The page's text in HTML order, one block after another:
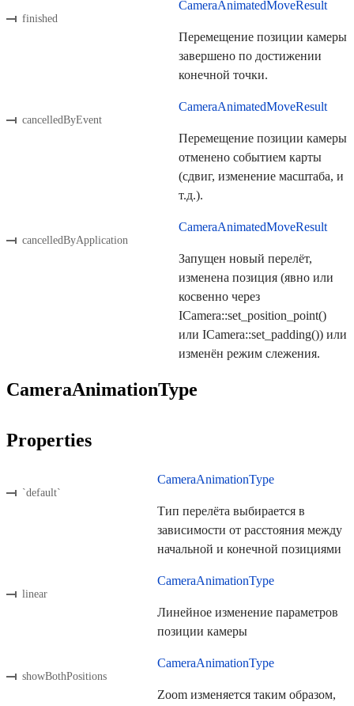
finished
CameraAnimatedMoveResult
Перемещение позиции камеры
завершено по достижении
конечной точки.
cancelledByEvent
CameraAnimatedMoveResult
Перемещение позиции камеры
отменено событием карты
(сдвиг, изменение масштаба, и
т.д.).
cancelledByApplication
CameraAnimatedMoveResult
Запущен новый перелёт,
изменена позиция (явно или
косвенно через
ICamera::set_position_point()
или ICamera::set_padding()) или
изменён режим слежения.
CameraAnimationType
Properties
`default`
CameraAnimationType
Тип перелёта выбирается в
зависимости от расстояния между
начальной и конечной позициями
linear
CameraAnimationType
Линейное изменение параметров
позиции камеры
showBothPositions
CameraAnimationType
Zoom изменяется таким образом,